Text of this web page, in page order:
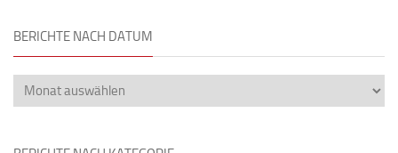
BERICHTE NACH DATUM